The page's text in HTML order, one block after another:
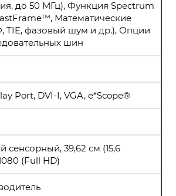
до 50 МГц), Функция Spectrum
Математические
TIE, фазовый шум и др.), Опции
шин
Port, DVI-I, VGA, e*Scope®
сенсорный, 39,62 см (15,6
(Full HD)